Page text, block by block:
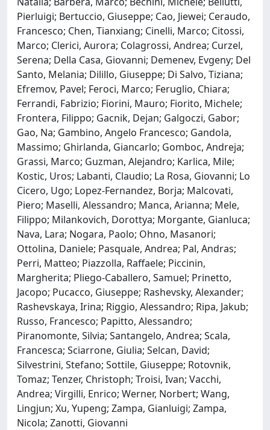
Pierluigi; Bertuccio, Giuseppe; Cao, Jiewei; Ceraudo,
Francesco; Chen, Tianxiang; Cinelli, Marco; Citossi,
Marco; Clerici, Aurora; Colagrossi, Andrea; Curzel,
Serena; Della Casa, Giovanni; Demenev, Evgeny; Del
Santo, Melania; Dilillo, Giuseppe; Di Salvo, Tiziana;
Efremov, Pavel; Feroci, Marco; Feruglio, Chiara;
Ferrandi, Fabrizio; Fiorini, Mauro; Fiorito, Michele;
Frontera, Filippo; Gacnik, Dejan; Galgoczi, Gabor;
Gao, Na; Gambino, Angelo Francesco; Gandola,
Massimo; Ghirlanda, Giancarlo; Gomboc, Andreja;
Grassi, Marco; Guzman, Alejandro; Karlica, Mile;
Kostic, Uros; Labanti, Claudio; La Rosa, Giovanni; Lo
Cicero, Ugo; Lopez-Fernandez, Borja; Malcovati,
Piero; Maselli, Alessandro; Manca, Arianna; Mele,
Filippo; Milankovich, Dorottya; Morgante, Gianluca;
Nava, Lara; Nogara, Paolo; Ohno, Masanori;
Ottolina, Daniele; Pasquale, Andrea; Pal, Andras;
Perri, Matteo; Piazzolla, Raffaele; Piccinin,
Margherita; Pliego-Caballero, Samuel; Prinetto,
Jacopo; Pucacco, Giuseppe; Rashevsky, Alexander;
Rashevskaya, Irina; Riggio, Alessandro; Ripa, Jakub;
Russo, Francesco; Papitto, Alessandro;
Piranomonte, Silvia; Santangelo, Andrea; Scala,
Francesca; Sciarrone, Giulia; Selcan, David;
Silvestrini, Stefano; Sottile, Giuseppe; Rotovnik,
Tomaz; Tenzer, Christoph; Troisi, Ivan; Vacchi,
Andrea; Virgilli, Enrico; Werner, Norbert; Wang,
Lingjun; Xu, Yupeng; Zampa, Gianluigi; Zampa,
Nicola; Zanotti, Giovanni